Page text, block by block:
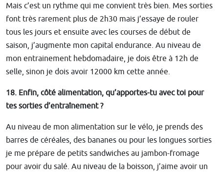
Mais c’est un rythme qui me convient très bien. Mes sorties
font très rarement plus de 2h30 mais j’essaye de rouler
tous les jours et ensuite avec les courses de début de
saison, j’augmente mon capital endurance. Au niveau de
mon entrainement hebdomadaire, je dois être à 12h de
selle, sinon je dois avoir 12000 km cette année.
18. Enfin, côté alimentation, qu’apportes-tu avec toi pour
tes sorties d’entraînement ?
Au niveau de mon alimentation sur le vélo, je prends des
barres de céréales, des bananes ou pour les longues sorties
je me prépare de petits sandwiches au jambon-fromage
pour avoir du salé. Au niveau de la boisson, j’aime avoir un